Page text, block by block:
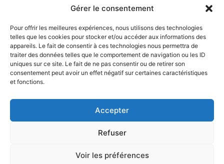
Gérer le consentement
Pour offrir les meilleures expériences, nous utilisons des technologies
telles que les cookies pour stocker et/ou accéder aux informations des
appareils. Le fait de consentir à ces technologies nous permettra de
traiter des données telles que le comportement de navigation ou les ID
uniques sur ce site. Le fait de ne pas consentir ou de retirer son
consentement peut avoir un effet négatif sur certaines caractéristiques
et fonctions.
Accepter
Refuser
Voir les préférences
À PROPOS
SUIVEZ NOUS